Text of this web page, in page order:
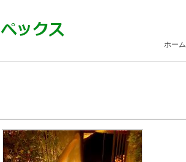
ホーム